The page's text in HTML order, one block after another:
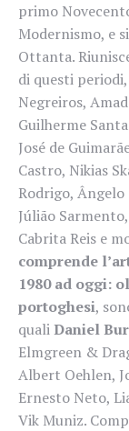
primo
Modernismo, e
Ottanta.
di questi
Negreiros,
Guilherme
José de
Castro, Nikias
Rodrigo, Ângelo
Júlião
Cabrita Reis e
comprende
1980 ad oggi:
portoghesi,
qualiDaniel
Elmgreen &
Albert Oehlen,
Ernesto Neto,
Vik Muniz.